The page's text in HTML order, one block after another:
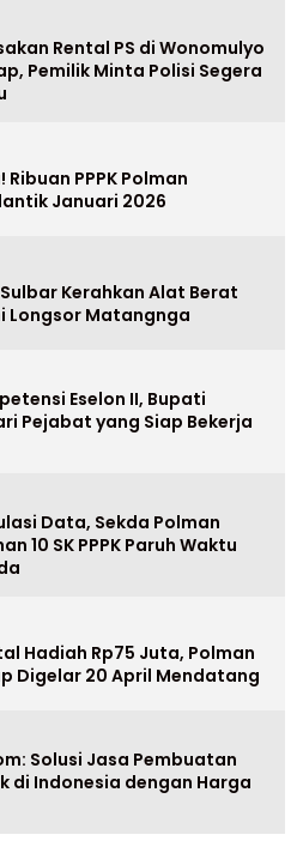
Rental PS di Wonomulyo
Pemilik Minta Polisi Segera
PPPK Polman
Januari 2026
Kerahkan Alat Berat
Longsor Matangnga
Eselon II, Bupati
Pejabat yang Siap Bekerja
Data, Sekda Polman
10 SK PPPK Paruh Waktu
Hadiah Rp75 Juta, Polman
Digelar 20 April Mendatang
Solusi Jasa Pembuatan
di Indonesia dengan Harga